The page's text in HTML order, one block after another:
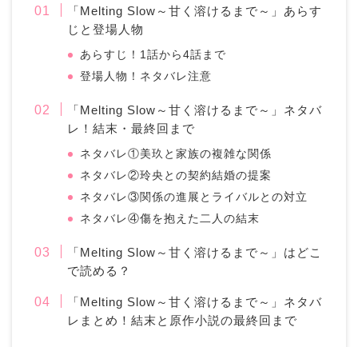
「Melting Slow～甘く溶けるまで～」あらす
じと登場人物
あらすじ！1話から4話まで
登場人物！ネタバレ注意
「Melting Slow～甘く溶けるまで～」ネタバ
レ！結末・最終回まで
ネタバレ①美玖と家族の複雑な関係
ネタバレ②玲央との契約結婚の提案
ネタバレ③関係の進展とライバルとの対立
ネタバレ④傷を抱えた二人の結末
「Melting Slow～甘く溶けるまで～」はどこ
で読める？
「Melting Slow～甘く溶けるまで～」ネタバ
レまとめ！結末と原作小説の最終回まで